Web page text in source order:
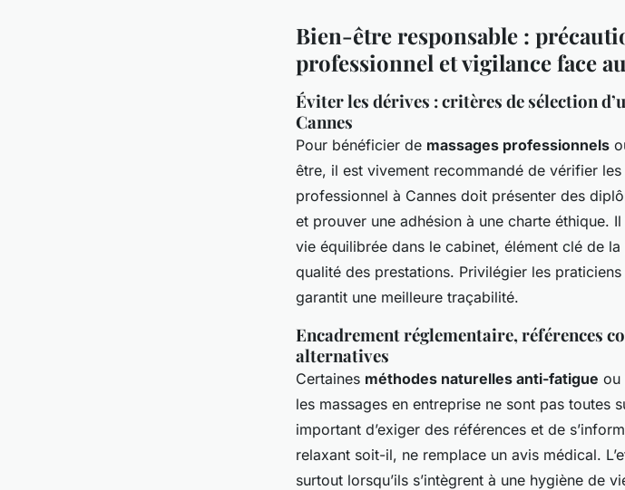
Bien-être responsable :
professionnel et vigilance face
Éviter les dérives : critères de sélection
Cannes
Pour bénéficier de massages professionnels
être, il est vivement recommandé de vérifier
professionnel à Cannes doit présenter des
et prouver une adhésion à une charte éthique.
vie équilibrée dans le cabinet, élément clé de
qualité des prestations. Privilégier les
garantit une meilleure traçabilité.
Encadrement réglementaire, références
alternatives
Certaines méthodes naturelles anti-fatigue ou
les massages en entreprise ne sont pas toutes
important d’exiger des références et de
relaxant soit-il, ne remplace un avis médical.
surtout lorsqu’ils s’intègrent à une hygiène de